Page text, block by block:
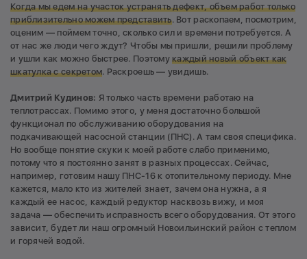
Когда мы едем на участок устранять дефект, объем работ только
приблизительно можем представить. Вот раскопаем, посмотрим,
оценим — поймем точно, сколько сил и времени потребуется. А
от нас же люди чего ждут? Чтобы мы пришли, решили проблему
и ушли как можно быстрее. Поэтомукаждый новый объект как
шкатулка с секретом. Раскроешь — увидишь.
Дмитрий Кудинов: Я только часть времени работаю на
теплотрассах. Помимо этого, у меня достаточно большой
функционал по обслуживанию оборудования на
подкачивающей насосной станции (ПНС). А там своя специфика.
Но вообще понятие скуки к моей работе слабо применимо,
потому что я постоянно занят в разных процессах. Сейчас,
например, готовим нашу ПНС-16 к отопительному периоду. Мне
кажется, мало кто из жителей знает, зачем она нужна, а я
каждый ее насос, каждый редуктор насквозь вижу, и моя
задача — обеспечить исправность всего оборудования. От этого
зависит, будет ли наш огромный Новоильинский район с теплом
и горячей водой.